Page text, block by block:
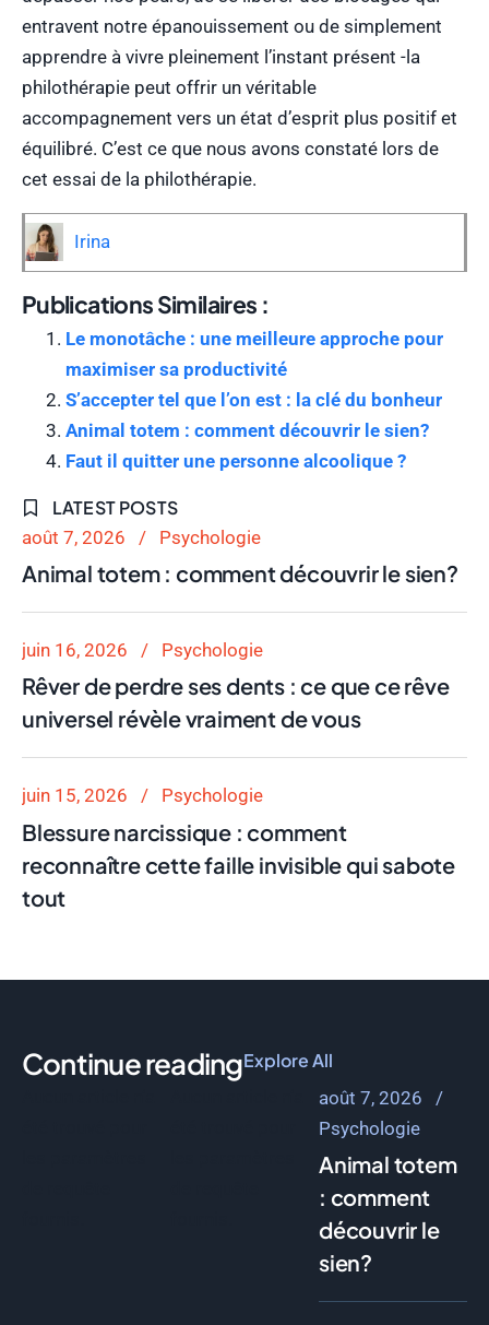
entravent notre épanouissement ou de simplement
apprendre à vivre pleinement l’instant présent -la
philothérapie peut offrir un véritable
accompagnement vers un état d’esprit plus positif et
équilibré. C’est ce que nous avons constaté lors de
cet essai de la philothérapie.
Irina
Publications Similaires :
Le monotâche : une meilleure approche pour
maximiser sa productivité
S’accepter tel que l’on est : la clé du bonheur
Animal totem : comment découvrir le sien?
Faut il quitter une personne alcoolique ?
LATEST POSTS
août 7, 2026 Psychologie
Animal totem : comment découvrir le sien?
juin 16, 2026 Psychologie
Rêver de perdre ses dents : ce que ce rêve
universel révèle vraiment de vous
juin 15, 2026 Psychologie
Blessure narcissique : comment
reconnaître cette faille invisible qui sabote
tout
Continue readingExplore All
août 7, 2026
Psychologie
Animal totem
: comment
découvrir le
sien?